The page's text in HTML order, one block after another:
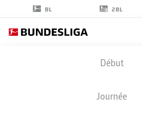
BL 2BL
Début
Journée